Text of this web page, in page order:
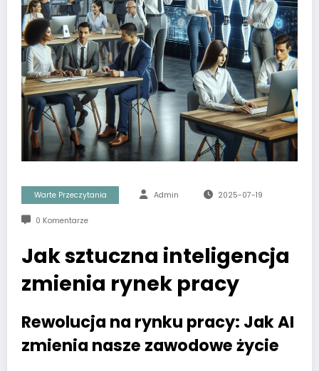
Warte Przeczytania Admin 2025-07-19
0 Komentarze
Jak sztuczna inteligencja
zmienia rynek pracy
Rewolucja na rynku pracy: Jak AI
zmienia nasze zawodowe życie